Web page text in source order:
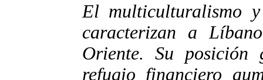
El multiculturalismo
caracterizan a
Oriente. Su posición
refugio financiero